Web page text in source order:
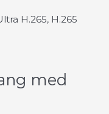
H.265, H.265
med